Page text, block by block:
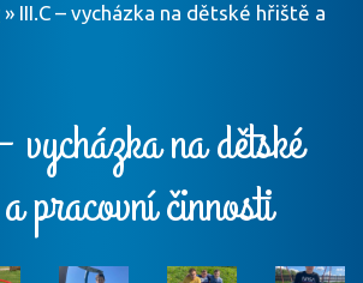
» III.C – vycházka na dětské hřiště a
na dětské
pracovní činnosti